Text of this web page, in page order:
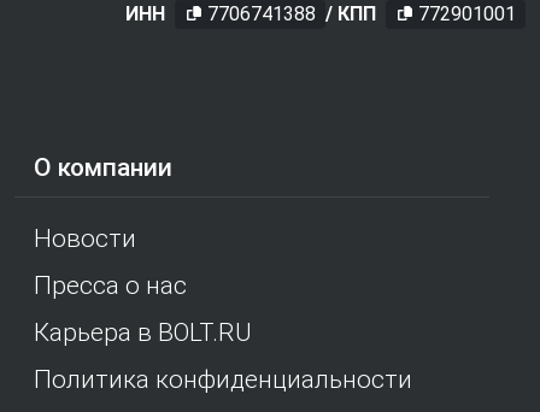
О компании
Новости
Пресса о нас
Карьера в BOLT.RU
Политика конфиденциальности
ИНН
7706741388 / КПП 772901001